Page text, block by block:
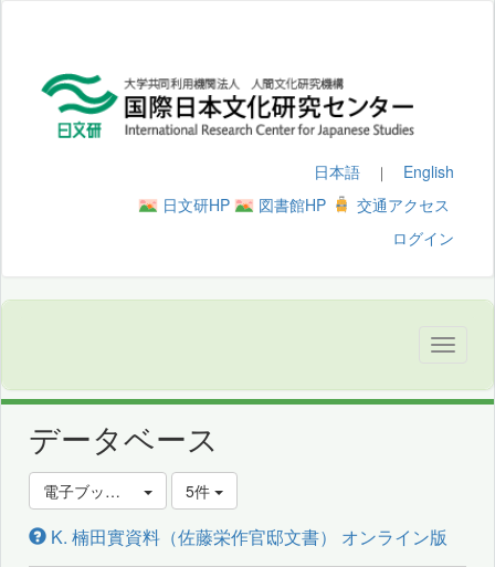
日本語 ｜ English
日文研HP
図書館HP
交通アクセス
ログイン
データベース
電子ブックを探す 5件
K. 楠田實資料（佐藤栄作官邸文書） オンライン版